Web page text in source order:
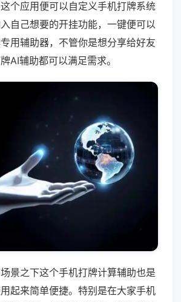
个应用便可以自定义手机打牌系统
自己想要的开挂功能，一键便可以
用辅助器，不管你是想分享给好友
AI辅助都可以满足需求。
景之下这个手机打牌计算辅助也是
起来简单便捷。特别是在大家手机